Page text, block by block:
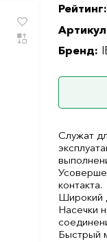
Рейтинг:
Бренд:
Служат
контакта.
Широкий
Насечки
Быстрый